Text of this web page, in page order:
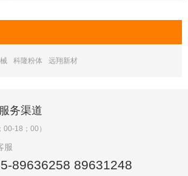
科隆粉体 远翔新材
务渠道
00-18；00）
服
89636258 89631248